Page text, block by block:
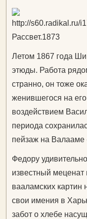
Рассвет.1873
Летом 1867 года
этюды. Работа
странно, он тоже
женившегося на
воздействием
периода
пейзаж на Валааме
Федору
известный
вааламских
свои имения в
забот о хлебе